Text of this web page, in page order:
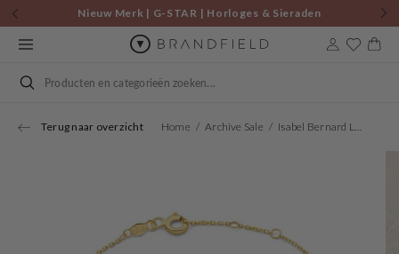
Skip to
content
Nieuw Merk | G-STAR | Horloges & Sieraden
Cart
Search
Terug naar overzicht Home Archive Sale Isabel Bernard Le Marais Rachel 14 Karaat Gouden Initial Armband IB320101-A (Letter A)